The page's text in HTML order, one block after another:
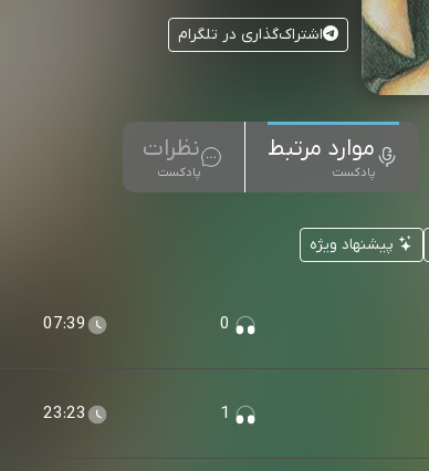
اشتراک‌گذاری در تلگرام
موارد مرتبط
پادکست
نظرات
پادکست
پیشنهاد ویژه
07:39
23:23